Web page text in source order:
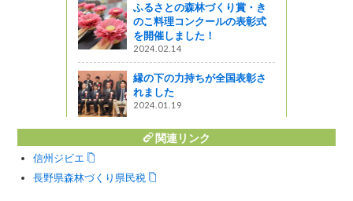
ふるさとの森林づくり賞・き
のこ料理コンクールの表彰式
を開催しました！
2024.02.14
縁の下の力持ちが全国表彰さ
れました
2024.01.19
関連リンク
信州ジビエ
長野県森林づくり県民税